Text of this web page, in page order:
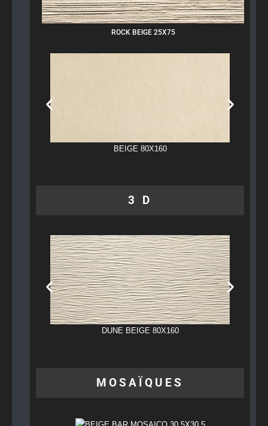
ROCK BEIGE 25X75
BEIGE 80X160
3 D
DUNE BEIGE 80X160
MOSAÏQUES